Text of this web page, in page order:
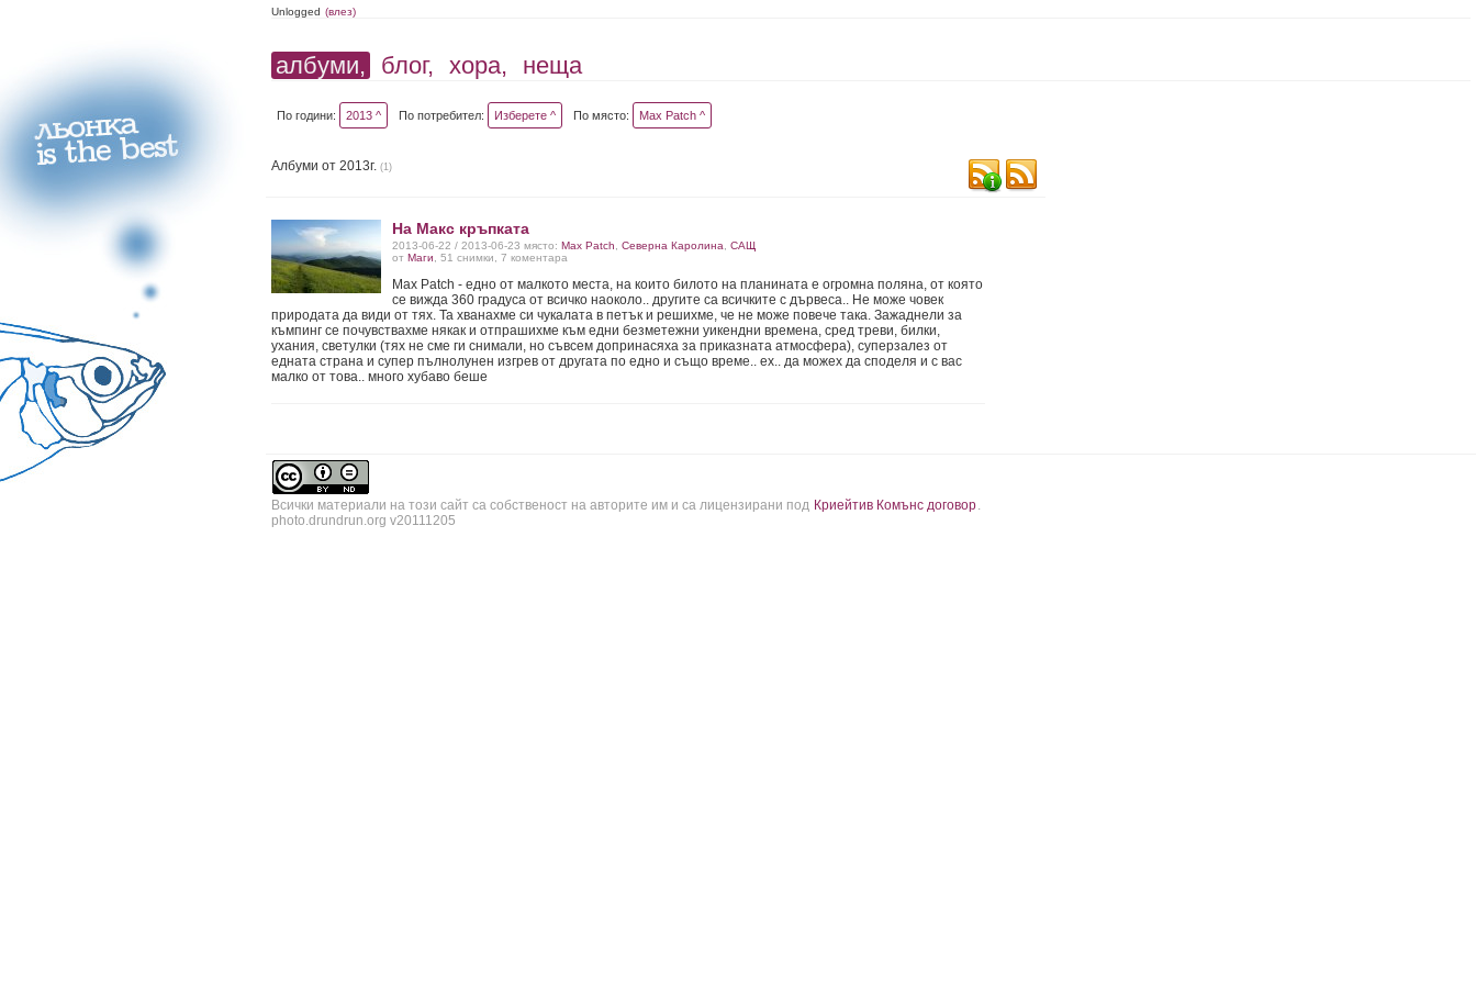
Unlogged (влез)
албуми, блог, хора, неща
По години: 2013 ^ По потребител: Изберете ^ По място: Max Patch ^
Албуми от 2013г. (1)
На Макс кръпката
2013-06-22 / 2013-06-23 място: Max Patch Северна Каролина
САЩ
от Маги , 51 снимки, 7 коментара
Max Patch - едно от малкото места, на които билото на планината е огромна поляна, от която
се вижда 360 градуса от всичко наоколо.. другите са всичките с дървеса.. Не може човек
природата да види от тях. Та хванахме си чукалата в петък и решихме, че не може повече така. Зажаднели за
къмпинг се почувствахме някак и отпрашихме към едни безметежни уикендни времена, сред треви, билки,
ухания, светулки (тях не сме ги снимали, но съвсем допринасяха за приказната атмосфера), суперзалез от
едната страна и супер пълнолунен изгрев от другата по едно и също време.. ех.. да можех да споделя и с вас
малко от това.. много хубаво беше
Всички материали на този сайт са собственост на авторите им и са лицензирани под Криейтив Комънс договор.
photo.drundrun.org v20111205